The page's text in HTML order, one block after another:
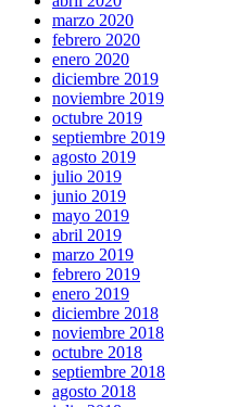
marzo 2020
febrero 2020
enero 2020
diciembre 2019
noviembre 2019
octubre 2019
septiembre 2019
agosto 2019
julio 2019
junio 2019
mayo 2019
abril 2019
marzo 2019
febrero 2019
enero 2019
diciembre 2018
noviembre 2018
octubre 2018
septiembre 2018
agosto 2018